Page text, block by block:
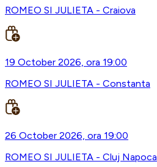
ROMEO SI JULIETA - Craiova
19 October 2026, ora 19:00
ROMEO SI JULIETA - Constanta
26 October 2026, ora 19:00
ROMEO SI JULIETA - Cluj Napoca